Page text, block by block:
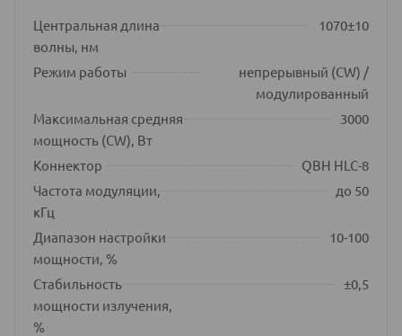
Центральная длина
волны, нм
1070±10
Режим работы
непрерывный (CW) /
модулированный
Максимальная средняя
мощность (CW), Вт
3000
Коннектор
QBH HLC-8
Частота модуляции,
кГц
до 50
Диапазон настройки
мощности, %
10-100
Стабильность
мощности излучения,
%
±0,5